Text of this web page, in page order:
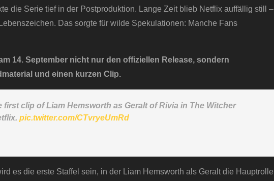
die Serie tief in der Postproduktion. Lange Zeit blieb Netflix auffällig still –
Das sorgte für wilde Spekulationen: Manche Fans
14. September nicht nur den offiziellen Release, sondern
und einen kurzen Clip.
clip of Liam Hemsworth as Geralt of Rivia in The Witcher
pic.twitter.com/CTvryeUmRd
es die erste Staffel sein, in der Liam Hemsworth als Geralt die Hauptrolle